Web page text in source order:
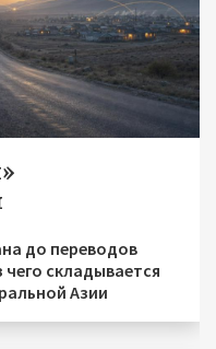
до переводов
складывается
Азии